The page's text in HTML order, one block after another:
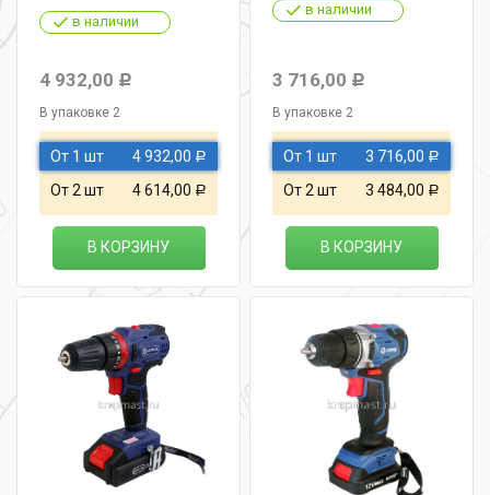
в наличии
4 932,00 Р
В упаковке 2
От 1 шт 4 932,00 Р
От 2 шт 4 614,00 Р
В КОРЗИНУ
в наличии
3 716,00 Р
В упаковке 2
От 1 шт 3 716,00 Р
От 2 шт 3 484,00 Р
В КОРЗИНУ